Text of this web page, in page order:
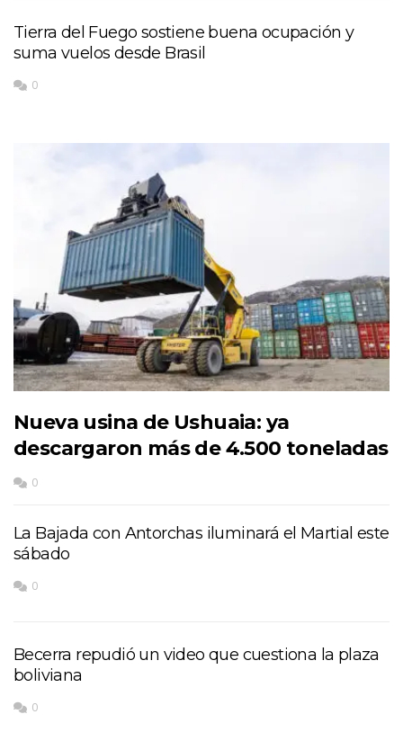
Tierra del Fuego sostiene buena ocupación y
suma vuelos desde Brasil
0
Nueva usina de Ushuaia: ya
descargaron más de 4.500 toneladas
0
La Bajada con Antorchas iluminará el Martial este
sábado
0
Becerra repudió un video que cuestiona la plaza
boliviana
0